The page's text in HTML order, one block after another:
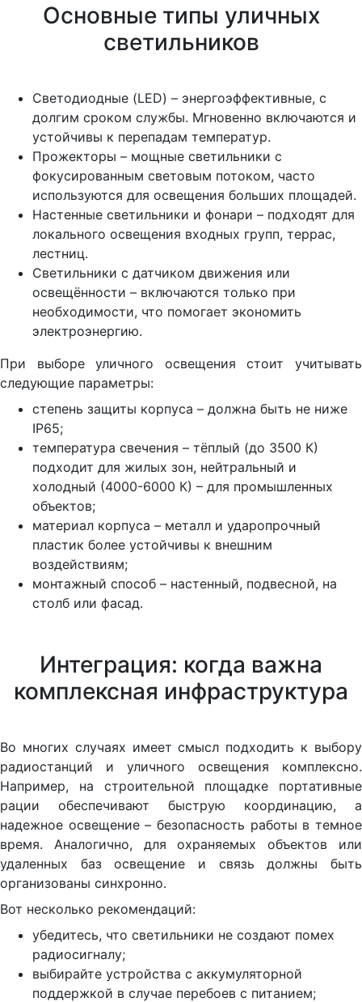
Основные типы уличных
светильников
Светодиодные (LED) – энергоэффективные, с
долгим сроком службы. Мгновенно включаются и
устойчивы к перепадам температур.
Прожекторы – мощные светильники с
фокусированным световым потоком, часто
используются для освещения больших площадей.
Настенные светильники и фонари – подходят для
локального освещения входных групп, террас,
лестниц.
Светильники с датчиком движения или
освещённости – включаются только при
необходимости, что помогает экономить
электроэнергию.
При выборе уличного освещения стоит учитывать
следующие параметры:
степень защиты корпуса – должна быть не ниже
IP65;
температура свечения – тёплый (до 3500 К)
подходит для жилых зон, нейтральный и
холодный (4000-6000 К) – для промышленных
объектов;
материал корпуса – металл и ударопрочный
пластик более устойчивы к внешним
воздействиям;
монтажный способ – настенный, подвесной, на
столб или фасад.
Интеграция: когда важна
комплексная инфраструктура
Во многих случаях имеет смысл подходить к выбору
радиостанций и уличного освещения комплексно.
Например, на строительной площадке портативные
рации обеспечивают быструю координацию, а
надежное освещение – безопасность работы в темное
время. Аналогично, для охраняемых объектов или
удаленных баз освещение и связь должны быть
организованы синхронно.
Вот несколько рекомендаций:
убедитесь, что светильники не создают помех
радиосигналу;
выбирайте устройства с аккумуляторной
поддержкой в случае перебоев с питанием;